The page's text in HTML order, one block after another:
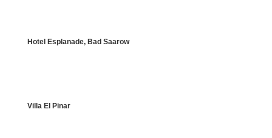
Hotel Esplanade, Bad Saarow
Villa El Pinar